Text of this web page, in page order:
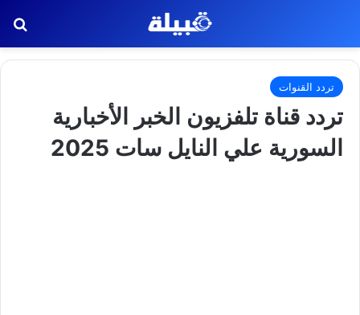
تردد القنوات
تردد قناة تلفزيون الخبر الأخبارية
السورية علي النايل سات 2025